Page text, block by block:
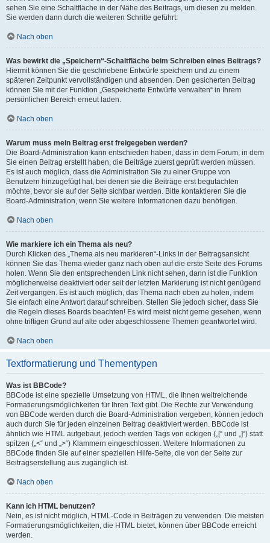
sehen Sie eine Schaltfläche in der Nähe des Beitrags, um diesen zu melden.
Sie werden dann durch die weiteren Schritte geführt.
Nach oben
Was bewirkt die „Speichern“-Schaltfläche beim Schreiben eines Beitrags?
Hiermit können Sie die geschriebene Entwürfe speichern und zu einem
späteren Zeitpunkt vervollständigen und absenden. Den gesicherten Beitrag
können Sie mit der Funktion „Gespeicherte Entwürfe verwalten“ in Ihrem
persönlichen Bereich erneut laden.
Nach oben
Warum muss mein Beitrag erst freigegeben werden?
Die Board-Administration kann entschieden haben, dass in dem Forum, in dem
Sie einen Beitrag erstellt haben, die Beiträge zuerst geprüft werden müssen.
Es ist auch möglich, dass die Administration Sie zu einer Gruppe von
Benutzern hinzugefügt hat, bei denen sie die Beiträge erst begutachten
möchte, bevor sie auf der Seite sichtbar werden. Bitte kontaktieren Sie die
Board-Administration, wenn Sie weitere Informationen dazu benötigen.
Nach oben
Wie markiere ich ein Thema als neu?
Durch Klicken des „Thema als neu markieren“-Links in der Beitragsansicht
können Sie das Thema wieder ganz nach oben auf die erste Seite des Forums
holen. Wenn Sie den entsprechenden Link nicht sehen, dann ist die Funktion
möglicherweise deaktiviert oder seit der letzten Markierung ist nicht genügend
Zeit vergangen. Es ist auch möglich, das Thema nach oben zu holen, indem
Sie einfach eine Antwort darauf schreiben. Stellen Sie jedoch sicher, dass Sie
die Regeln dieses Boards beachten! Es wird meist nicht gerne gesehen, wenn
ohne triftigen Grund auf alte oder abgeschlossene Themen geantwortet wird.
Nach oben
Textformatierung und Thementypen
Was ist BBCode?
BBCode ist eine spezielle Umsetzung von HTML, die Ihnen weitreichende
Formatierungsmöglichkeiten für Ihren Text gibt. Die Rechte zur Verwendung
von BBCode werden durch die Board-Administration vergeben, können jedoch
auch durch Sie für jeden einzelnen Beitrag deaktiviert werden. BBCode ist
ähnlich wie HTML aufgebaut, jedoch werden Tags von eckigen („[“ und „]“) statt
spitzen („<“ und „>“) Klammern eingeschlossen. Weitere Informationen zu
BBCode finden Sie auf einer speziellen Hilfe-Seite, die von der Seite zur
Beitragserstellung aus zugänglich ist.
Nach oben
Kann ich HTML benutzen?
Nein, es ist nicht möglich, HTML-Code in Beiträgen zu verwenden. Die meisten
Formatierungsmöglichkeiten, die HTML bietet, können über BBCode erreicht
werden.